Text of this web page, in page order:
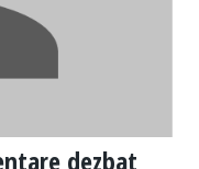
dezbat